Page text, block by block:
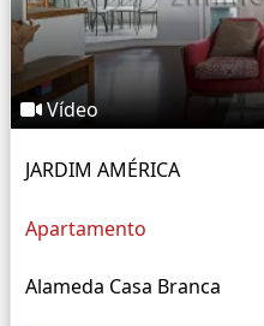
Vídeo
JARDIM AMÉRICA
Apartamento
Alameda Casa Branca